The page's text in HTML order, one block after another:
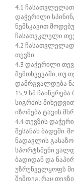
4.1 ჩასათვლელათ
დაჭერილი
ნემსკავით
ჩასათვკლელი
4.2
თევზი.
4.3 დაჭერილი
შემთხვევაში, თუ
დამრგვალდება
15,9 სმ
სიგრძის
იზომება ტავის
4.4 თევზის
შესანახ ბადეში.
ნადავლის
სპორტსმენი
ბადიდან და
უზრუნველყოფს
შემდეგ, რაც